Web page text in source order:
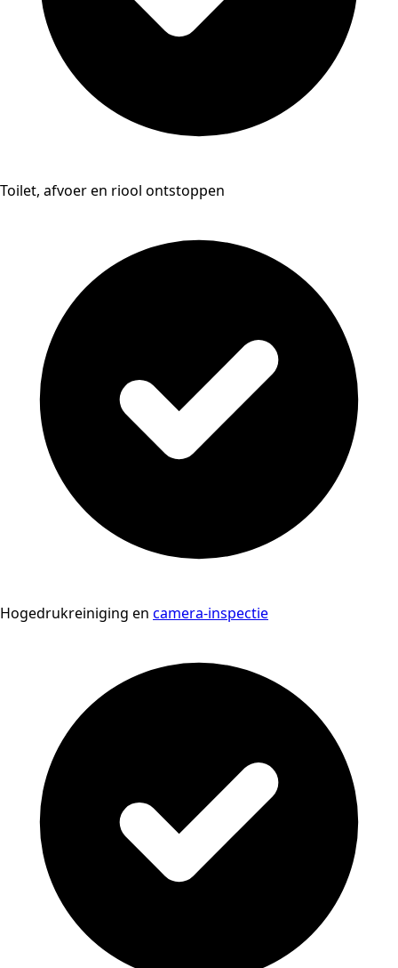
Toilet, afvoer en riool ontstoppen
Hogedrukreiniging en camera-inspectie